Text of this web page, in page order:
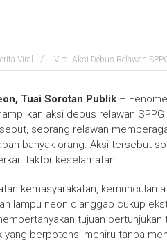
Viral Viral Aksi Debus Relawan
Tuai Sorotan Publik –
aksi debus relawan
seorang relawan
banyak orang. Aksi tersebut
faktor keselamatan.
kemasyarakatan, kemunculan
lampu neon dianggap cukup
tujuan
berpotensi meniru tanpa